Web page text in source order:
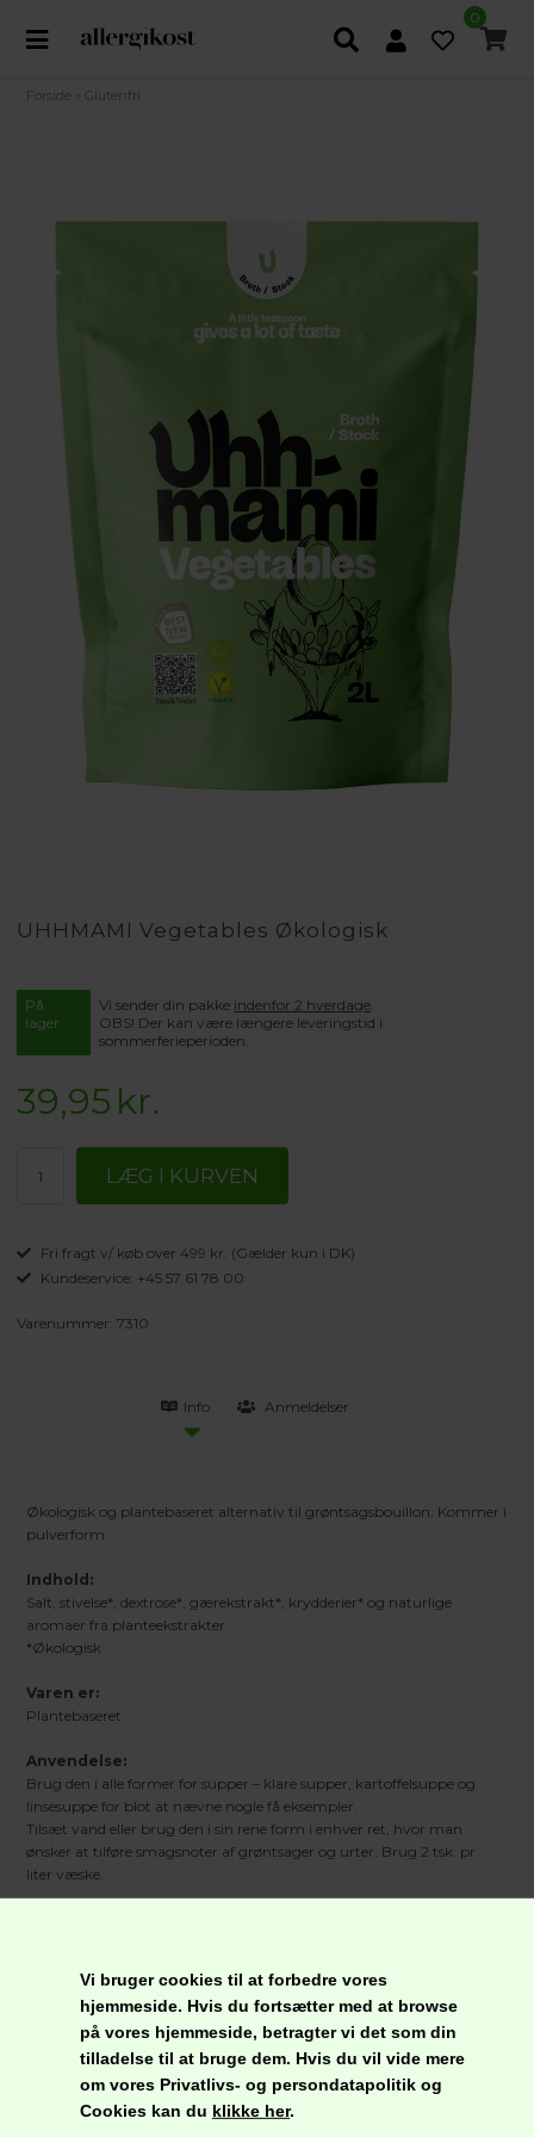
Vi bruger cookies til at forbedre vores
hjemmeside. Hvis du fortsætter med at browse
på vores hjemmeside, betragter vi det som din
tilladelse til at bruge dem. Hvis du vil vide mere
om vores Privatlivs- og persondatapolitik og
Cookies kan du klikke her.
0
Forside »Glutenfri
UHHMAMI Vegetables Økologisk
På
lager
Vi sender din pakke indenfor 2 hverdage.
OBS! Der kan være længere leveringstid i
sommerferieperioden.
39,95 kr.
Fri fragt v/ køb over 499 kr. (Gælder kun i DK)
Kundeservice: +45 57 61 78 00
Varenummer:7310
Info Anmeldelser
Økologisk og plantebaseret alternativ til grøntsagsbouillon. Kommer i
pulverform.
Indhold:
Salt, stivelse*, dextrose*, gærekstrakt*, krydderier* og naturlige
aromaer fra planteekstrakter.
*Økologisk
Varen er:
Plantebaseret
Anvendelse:
Brug den i alle former for supper – klare supper, kartoffelsuppe og
linsesuppe for blot at nævne nogle få eksempler.
Tilsæt vand eller brug den i sin rene form i enhver ret, hvor man
ønsker at tilføre smagsnoter af grøntsager og urter. Brug 2 tsk. pr.
liter væske.
Nettoindhold:
Næringsindhold pr. 100 g